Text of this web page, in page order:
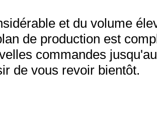
et du volume
de production est
commandes
de vous revoir bientôt.